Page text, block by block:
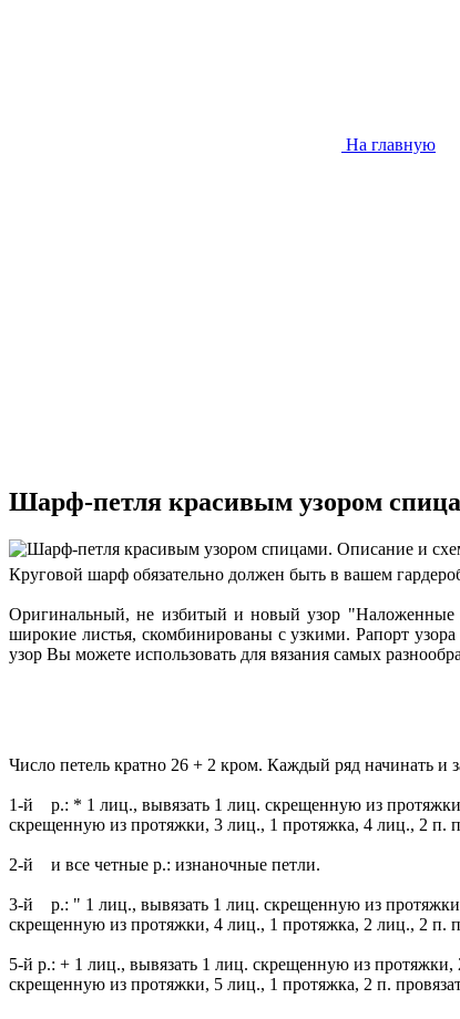
На главную
Шарф-петля красивым узором
Круговой шарф обязательно должен быть в вашем
Оригинальный, не избитый и новый узор "Наложенные
широкие листья, скомбинированы с узкими. Рапорт
узор Вы можете использовать для вязания самых
Число петель кратно 26 + 2 кром. Каждый ряд начинать и
1-й р.: * 1 лиц., вывязать 1 лиц. скрещенную из
скрещенную из протяжки, 3 лиц., 1 протяжка, 4 лиц., 2 п.
2-й и все четные р.: изнаночные петли.
3-й р.: " 1 лиц., вывязать 1 лиц. скрещенную из
скрещенную из протяжки, 4 лиц., 1 протяжка, 2 лиц., 2 п.
5-й р.: + 1 лиц., вывязать 1 лиц. скрещенную из
скрещенную из протяжки, 5 лиц., 1 протяжка, 2 п.